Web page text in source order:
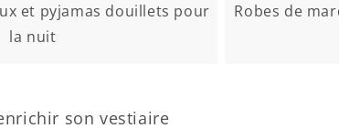
et pyjamas douillets pour
la nuit
Robes de
son vestiaire